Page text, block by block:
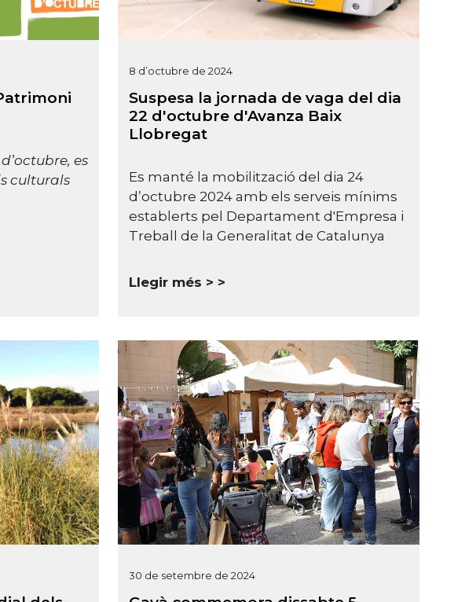
d’octubre, es
culturals
8 d’octubre de 2024
Suspesa la jornada de vaga del dia
22 d'octubre d'Avanza Baix
Llobregat
Es manté la mobilització del dia 24
d’octubre 2024 amb els serveis mínims
establerts pel Departament d'Empresa i
Treball de la Generalitat de Catalunya
Llegir més >
30 de setembre de 2024